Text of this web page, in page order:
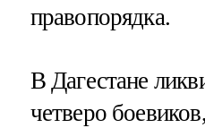
правопорядка.
В Дагестане
четверо